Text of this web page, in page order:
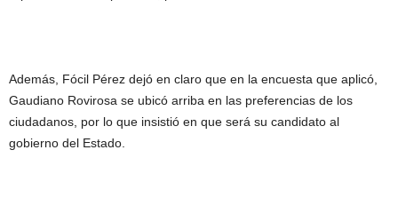
Además, Fócil Pérez dejó en claro que en la encuesta que aplicó,
Gaudiano Rovirosa se ubicó arriba en las preferencias de los
ciudadanos, por lo que insistió en que será su candidato al
gobierno del Estado.